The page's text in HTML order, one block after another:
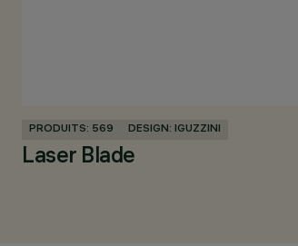
PRODUITS: 569 DESIGN: IGUZZINI
Laser Blade